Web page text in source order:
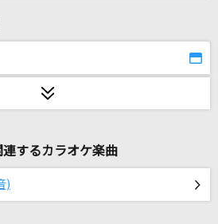
するカラオケ楽曲
)